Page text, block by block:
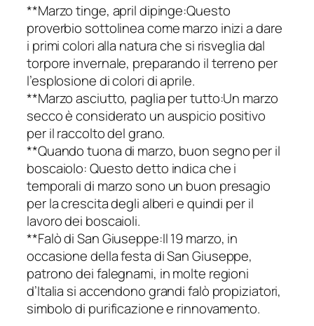
**Marzo tinge, april dipinge:Questo
proverbio sottolinea come marzo inizi a dare
i primi colori alla natura che si risveglia dal
torpore invernale, preparando il terreno per
l’esplosione di colori di aprile.
**Marzo asciutto, paglia per tutto:Un marzo
secco è considerato un auspicio positivo
per il raccolto del grano.
**Quando tuona di marzo, buon segno per il
boscaiolo: Questo detto indica che i
temporali di marzo sono un buon presagio
per la crescita degli alberi e quindi per il
lavoro dei boscaioli.
**Falò di San Giuseppe:Il 19 marzo, in
occasione della festa di San Giuseppe,
patrono dei falegnami, in molte regioni
d’Italia si accendono grandi falò propiziatori,
simbolo di purificazione e rinnovamento.